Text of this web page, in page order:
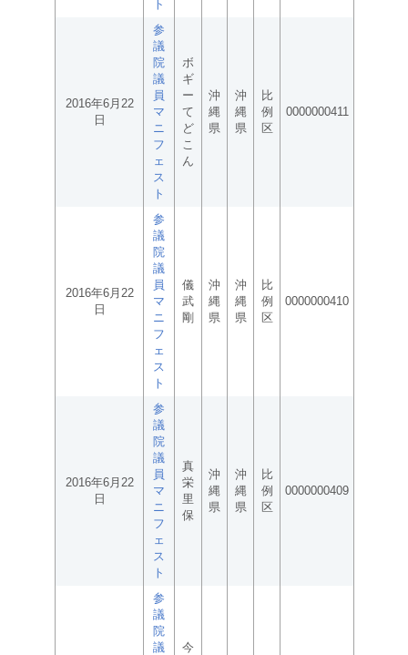
ト
2016年6月22
日
参
議
院
議
員
マ
ニ
フ
ェ
ス
ト
ボ
ギ
ー
て
ど
こ
ん
沖
縄
県
沖
縄
県
比
例
区
0000000411
2016年6月22
日
参
議
院
議
員
マ
ニ
フ
ェ
ス
ト
儀
武
剛
沖
縄
県
沖
縄
県
比
例
区
0000000410
2016年6月22
日
参
議
院
議
員
マ
ニ
フ
ェ
ス
ト
真
栄
里
保
沖
縄
県
沖
縄
県
比
例
区
0000000409
参
議
院
議
今